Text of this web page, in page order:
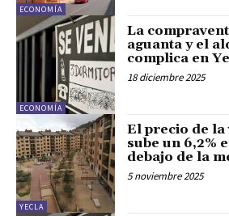
ECONOMÍA
ECONOMÍA
La
aguanta y el
complica en
18 diciembre 2025
YECLA
El precio de la
sube un 6,2%
debajo de la
5 noviembre 2025